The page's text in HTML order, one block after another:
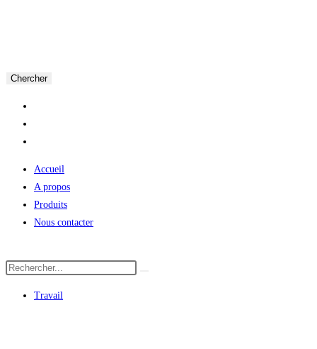
Chercher
Accueil
A propos
Produits
Nous contacter
Travail